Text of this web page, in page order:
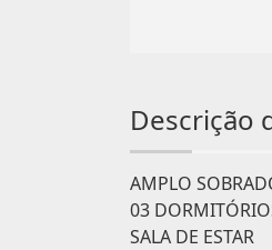
Descrição
AMPLO
03
SALA DE ESTAR